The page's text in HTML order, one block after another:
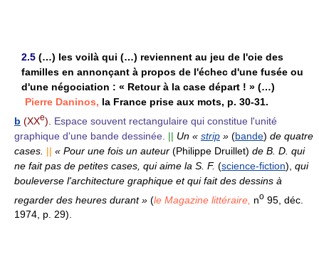
2.5 (…) les voilà qui (…) reviennent au jeu de l'oie des
familles en annonçant à propos de l'échec d'une fusée ou
d'une négociation : « Retour à la case départ ! » (…)
Pierre Daninos, la France prise aux mots, p. 30-31.
b (XXe).
Espace souvent rectangulaire qui constitue l'unité
graphique d'une bande dessinée. || Un « strip » (bande) de quatre
cases. || « Pour une fois un auteur (Philippe Druillet) de B. D. qui
ne fait pas de petites cases, qui aime la S. F. (science-fiction), qui
bouleverse l'architecture graphique et qui fait des dessins à
regarder des heures durant » (le Magazine littéraire, no 95, déc.
1974, p. 29).